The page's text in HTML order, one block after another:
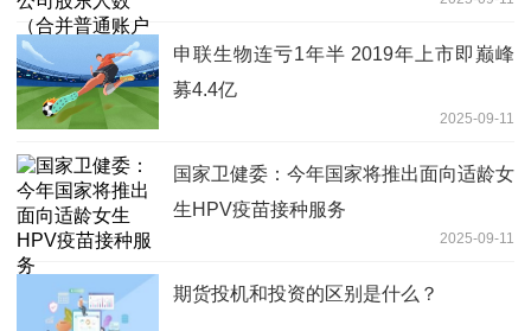
申联生物连亏1年半 2019年上市即巅峰
募4.4亿
2025-09-11
国家卫健委：今年国家将推出面向适龄女
生HPV疫苗接种服务
2025-09-11
期货投机和投资的区别是什么？